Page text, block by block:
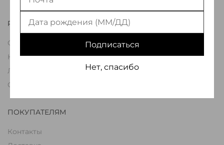
RASARIO
О Бренде
Коллекции
Лукбуки
Свадьба
ПОКУПАТЕЛЯМ
Контакты
Подписаться
Нет, спасибо